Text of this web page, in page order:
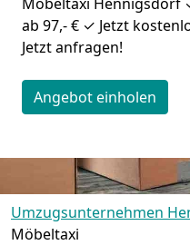
ab 97,- € ✓ Jetzt
Jetzt anfragen!
Angebot einholen
Umzugsunternehmen
Möbeltaxi